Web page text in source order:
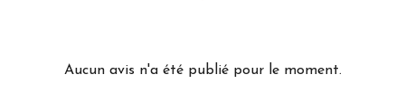
Aucun avis n'a été publié pour le moment.